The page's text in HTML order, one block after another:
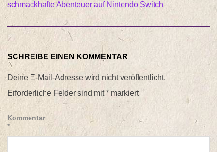
schmackhafte Abenteuer auf Nintendo Switch
SCHREIBE EINEN KOMMENTAR
Deine E-Mail-Adresse wird nicht veröffentlicht.
Erforderliche Felder sind mit* markiert
Kommentar
*